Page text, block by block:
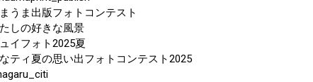
うま出版フォトコンテスト
しの好きな風景
イフォト2025夏
ティ夏の思い出フォトコンテスト2025